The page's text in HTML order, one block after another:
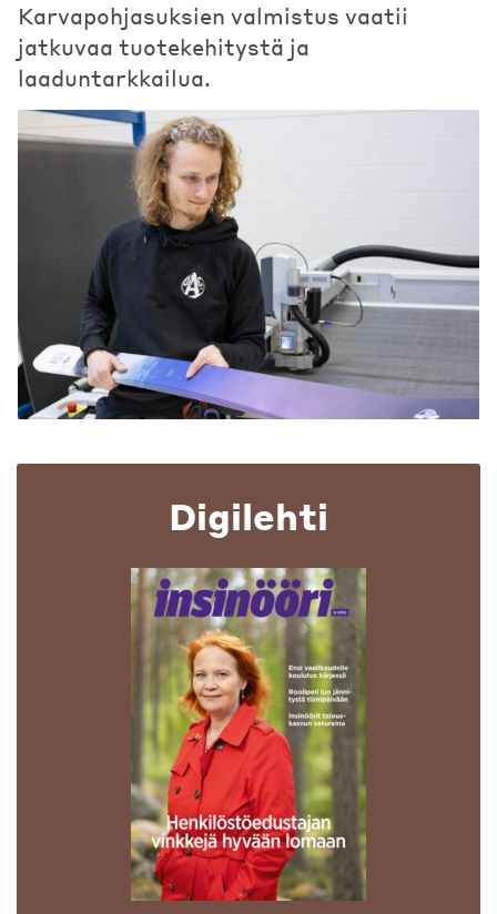
Karvapohjasuksien valmistus vaatii
jatkuvaa tuotekehitystä ja
laaduntarkkailua.
Digilehti